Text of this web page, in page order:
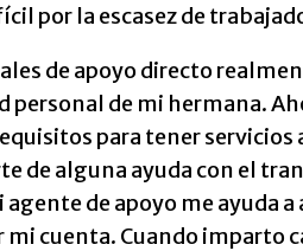
por la escasez de
de apoyo directo
personal de mi hermana.
para tener servicios
de alguna ayuda con el
de apoyo me ayuda a
mi cuenta. Cuando imparto